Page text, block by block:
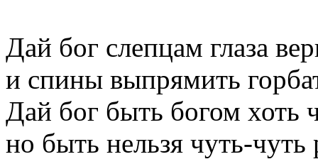
Дай бог слепцам глаза
и спины выпрямить
Дай бог быть богом хоть
но быть нельзя чуть-